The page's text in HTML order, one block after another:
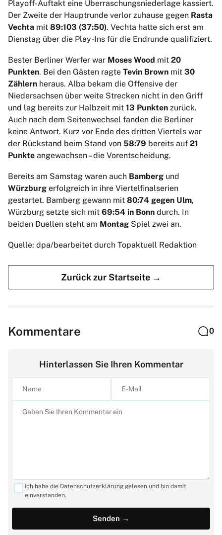
Playoff-Auftakt eine Überraschungsniederlage kassiert.
Der Zweite der Hauptrunde verlor zuhause gegen Rasta
Vechta mit 89:103 (37:50). Vechta hatte sich erst am
Dienstag über die Play-Ins für die Endrunde qualifiziert.
Bester Berliner Werfer war Moses Wood mit 20
Punkten. Bei den Gästen ragte Tevin Brown mit 30
Zählern heraus. Alba bekam die Offensive der
Niedersachsen über weite Strecken nicht in den Griff
und lag bereits zur Halbzeit mit 13 Punkten zurück.
Auch nach dem Seitenwechsel fanden die Berliner
keine Antwort. Kurz vor Ende des dritten Viertels war
der Rückstand beim Stand von 58:79 bereits auf 21
Punkte angewachsen – die Vorentscheidung.
Bereits am Samstag waren auch Bamberg und
Würzburg erfolgreich in ihre Viertelfinalserien
gestartet. Bamberg gewann mit 80:74 gegen Ulm,
Würzburg setzte sich mit 69:54 in Bonn durch. In
beiden Duellen steht am Montag Spiel zwei an.
Quelle: dpa/bearbeitet durch Topaktuell Redaktion
Zurück zur Startseite →
Kommentare 0
Hinterlassen Sie Ihren Kommentar
Ich habe die Datenschutzerklärung gelesen und bin damit
einverstanden.